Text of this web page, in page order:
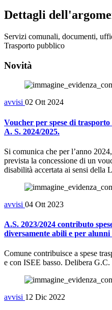
Dettagli
Servizi comunali, documenti,
Trasporto pubblico
Novità
avvisi 02 Ott 2024
Voucher per spese di
A. S. 2024/2025.
Si comunica che per l’anno
prevista la concessione di un
disabilità accertata ai sensi della
avvisi 04 Ott 2023
A.S. 2023/2024 contributo
diversamente abili e per
Comune contribuisce a spese
e con ISEE basso. Delibera
avvisi 12 Dic 2022